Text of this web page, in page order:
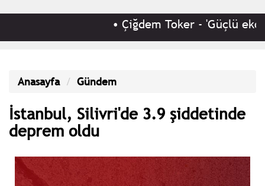
Çiğdem Toker - 'Güçlü
Anasayfa Gündem
İstanbul, Silivri'de 3.9 şiddetinde
deprem oldu